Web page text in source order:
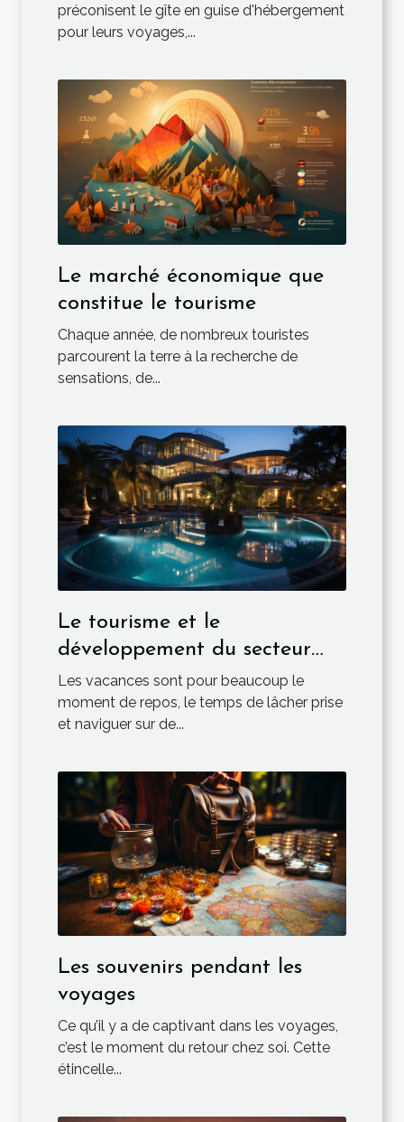
préconisent le gîte en guise d'hébergement
pour leurs voyages,...
Le marché économique que
constitue le tourisme
Chaque année, de nombreux touristes
parcourent la terre à la recherche de
sensations, de...
Le tourisme et le
développement du secteur
hôtelier
Les vacances sont pour beaucoup le
moment de repos, le temps de lâcher prise
et naviguer sur de...
Les souvenirs pendant les
voyages
Ce qu’il y a de captivant dans les voyages,
c’est le moment du retour chez soi. Cette
étincelle...